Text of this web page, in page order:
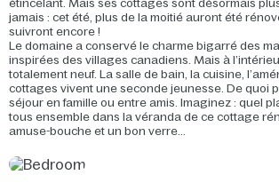
étincelant. Mais ses cottages sont désormais
jamais : cet été, plus de la moitié auront été
suivront encore !
Le domaine a conservé le charme bigarré des
inspirées des villages canadiens. Mais à
totalement neuf. La salle de bain, la cuisine,
cottages vivent une seconde jeunesse. De quoi
séjour en famille ou entre amis. Imaginez : quel
tous ensemble dans la véranda de ce cottage
amuse-bouche et un bon verre...